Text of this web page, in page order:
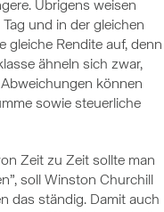
Übrigens weisen
und in der gleichen
gleiche Rendite auf, denn
ähneln sich zwar,
können
sowie steuerliche
Zeit zu Zeit sollte man
soll Winston Churchill
das ständig. Damit auch